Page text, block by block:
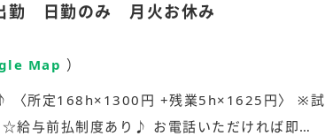
勤 日勤のみ 月火お休み
Map ）
所定168h×1300円 +残業5h×1625円〉 ※試
給与前払制度あり♪ お電話いただければ即…